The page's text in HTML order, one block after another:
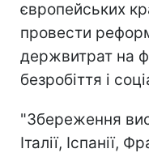
європейських
провести
держвитрат на
безробіття і
"Збереження
Італії, Іспанії,